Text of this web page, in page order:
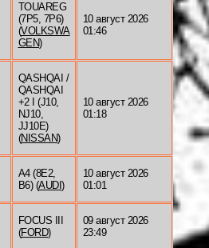
TOUAREG
(7P5, 7P6)
(VOLKSWA
GEN)
10 август 2026
01:46
QASHQAI /
QASHQAI
+2 I (J10,
NJ10,
JJ10E)
(NISSAN)
10 август 2026
01:18
A4 (8E2,
B6) (AUDI )
10 август 2026
01:01
FOCUS III
(FORD)
09 август 2026
23:49